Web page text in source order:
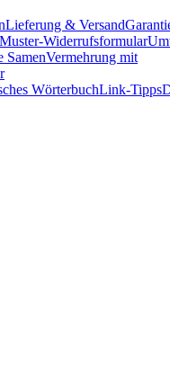
Lieferung & Versand
Widerrufsformular
SamenVermehrung mit
WörterbuchLink-Tipps